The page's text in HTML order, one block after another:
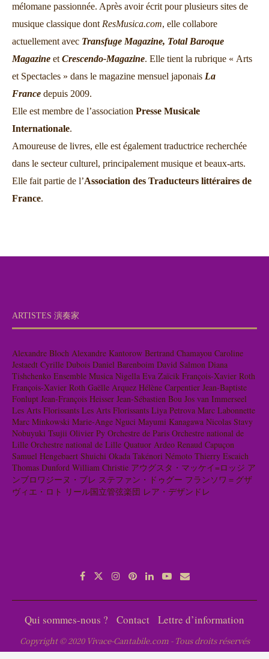
mélomane passionnée. Après avoir écrit pour plusieurs sites de
musique classique dont ResMusica.com, elle collabore
actuellement avec Transfuge Magazine, Total Baroque
Magazine et Crescendo-Magazine. Elle tient la rubrique « Arts
et Spectacles » dans le magazine mensuel japonais La
France depuis 2009.
Elle est membre de l’association Presse Musicale
Internationale.
Amoureuse de livres, elle est également traductrice recherchée
dans le secteur culturel, principalement musique et beaux-arts.
Elle fait partie de l’Association des Traducteurs littéraires de
France.
ARTISTES 演奏家
Alexandre Bloch Alexandre Kantorow Bertrand Chamayou Caroline
Jestaedt Cyrille Dubois Daniel Barenboim David Salmon Diana
Tishchenko Ensemble Musica Nigella Eva Zaïcik François-Xavier Roth
François-Xavier Roth Gaëlle Arquez Hélène Carpentier Jean-Baptiste
Fonlupt Jean-François Heisser Jean-Sébastien Bou Jos van Immerseel
Les Arts Florissants Les Arts Florissants Liya Petrova Marc Labonnette
Marc Minkowski Marie-Ange Nguci Mayumi Kanagawa Nicolas Stavy
Nobuyuki Tsujii Olivier Py Orchestre de Paris Orchestre national de
Lille Orchestre national de Lille Quatuor Ardeo Renaud Capuçon
Samuel Hengebaert Shuichi Okada Takénori Némoto Thierry Escaich
Thomas Dunford William Christie アウグスタ・マッケイ=ロッジ ア
ンブロワジーヌ・ブレ ステファン・ドゥグー フランソワ＝グザ
ヴィエ・ロト リール国立管弦楽団 レア・デザンドレ
Qui sommes-nous ? Contact Lettre d’information
Copyright © 2020 Vivace-Cantabile.com - Tous droits réservés